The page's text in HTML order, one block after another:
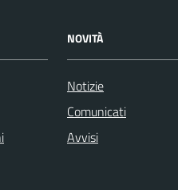
NOVITÀ
Notizie
Comunicati
Avvisi